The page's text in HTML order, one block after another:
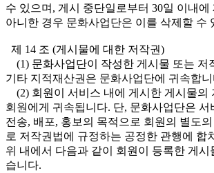
수 있으며, 게시 중단일로부터 30일 이내에
아니한 경우 문화사업단은 이를 삭제할 수
제 14 조 (게시물에 대한 저작권)
(1) 문화사업단이 작성한 게시물 또는 저
기타 지적재산권은 문화사업단에 귀속합니
(2) 회원이 서비스 내에 게시한 게시물의
회원에게 귀속됩니다. 단, 문화사업단은 서
전송, 배포, 홍보의 목적으로 회원의 별도
로 저작권법에 규정하는 공정한 관행에 합
위 내에서 다음과 같이 회원이 등록한 게시
습니다.